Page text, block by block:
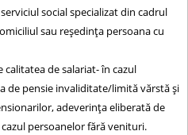
social specializat din cadrul
sau reşedinţa persoana cu
de salariat- în cazul
de pensie invaliditate/limită vărstă şi
adeverinţa eliberată de
persoanelor fără venituri.